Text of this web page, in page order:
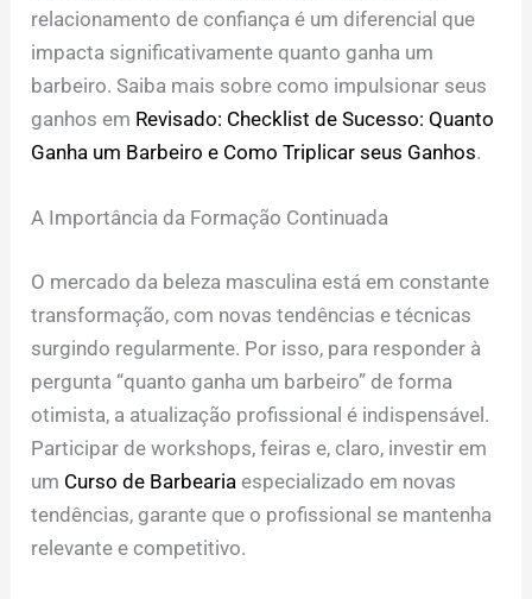
relacionamento de confiança é um diferencial que
impacta significativamente quanto ganha um
barbeiro. Saiba mais sobre como impulsionar seus
ganhos em Revisado: Checklist de Sucesso: Quanto
Ganha um Barbeiro e Como Triplicar seus Ganhos.
A Importância da Formação Continuada
O mercado da beleza masculina está em constante
transformação, com novas tendências e técnicas
surgindo regularmente. Por isso, para responder à
pergunta “quanto ganha um barbeiro” de forma
otimista, a atualização profissional é indispensável.
Participar de workshops, feiras e, claro, investir em
um Curso de Barbearia especializado em novas
tendências, garante que o profissional se mantenha
relevante e competitivo.